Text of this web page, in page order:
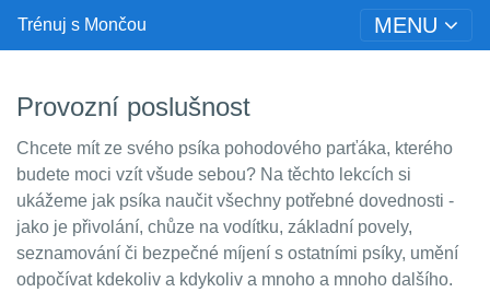
Trénuj s Mončou MENU
Provozní poslušnost
Chcete mít ze svého psíka pohodového parťáka, kterého
budete moci vzít všude sebou? Na těchto lekcích si
ukážeme jak psíka naučit všechny potřebné dovednosti -
jako je přivolání, chůze na vodítku, základní povely,
seznamování či bezpečné míjení s ostatními psíky, umění
odpočívat kdekoliv a kdykoliv a mnoho a mnoho dalšího.